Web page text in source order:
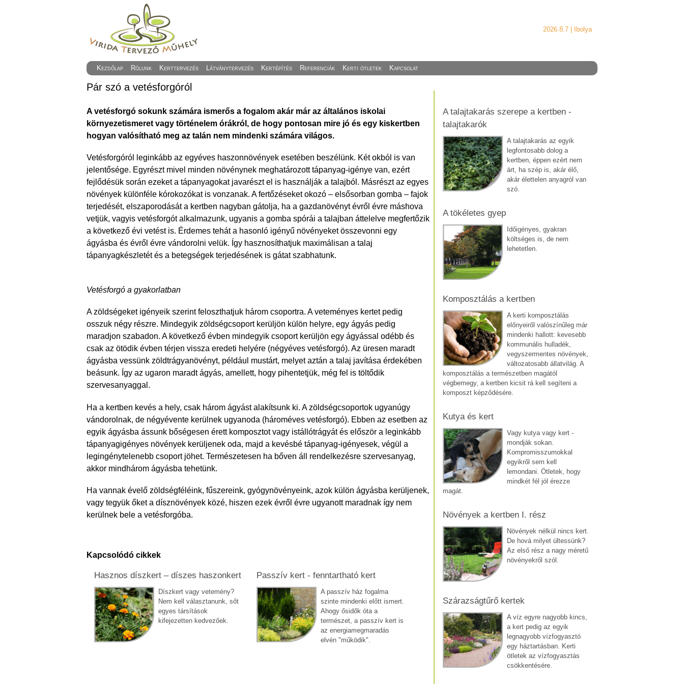
2026.8.7 | Ibolya
Kezdőlap Rólunk Kerttervezés Látványtervezés Kertépítés Referenciák Kerti ötletek Kapcsolat
Pár szó a vetésforgóról
A talajtakarás szerepe a kertben -
talajtakarók
A talajtakarás az egyik
legfontosabb dolog a
kertben, éppen ezért nem
árt, ha szép is, akár élő,
akár élettelen anyagról van
szó.
A tökéletes gyep
Időigényes, gyakran
költséges is, de nem
lehetetlen.
Komposztálás a kertben
A kerti komposztálás
előnyeiről valószínűleg már
mindenki hallott: kevesebb
kommunális hulladék,
vegyszermentes növények,
változatosabb állatvilág. A
komposztálás a természetben magától
végbemegy, a kertben kicsit rá kell segíteni a
komposzt képződésére.
Kutya és kert
Vagy kutya vagy kert -
mondják sokan.
Kompromisszumokkal
egyikről sem kell
lemondani. Ötletek, hogy
mindkét fél jól érezze
magát.
Növények a kertben I. rész
Növények nélkül nincs kert.
De hová milyet ültessünk?
Az első rész a nagy méretű
növényekről szól.
Szárazságtűrő kertek
A víz egyre nagyobb kincs,
a kert pedig az egyik
legnagyobb vízfogyasztó
egy háztartásban. Kerti
ötletek az vízfogyasztás
csökkentésére.
A vetésforgó sokunk számára ismerős a fogalom akár már az általános iskolai
környezetismeret vagy történelem órákról, de hogy pontosan mire jó és egy kiskertben
hogyan valósítható meg az talán nem mindenki számára világos.
Vetésforgóról leginkább az egyéves haszonnövények esetében beszélünk. Két okból is van
jelentősége. Egyrészt mivel minden növénynek meghatározott tápanyag-igénye van, ezért
fejlődésük során ezeket a tápanyagokat javarészt el is használják a talajból. Másrészt az egyes
növények különféle kórokozókat is vonzanak. A fertőzéseket okozó – elsősorban gomba – fajok
terjedését, elszaporodását a kertben nagyban gátolja, ha a gazdanövényt évről évre máshova
vetjük, vagyis vetésforgót alkalmazunk, ugyanis a gomba spórái a talajban áttelelve megfertőzik
a következő évi vetést is. Érdemes tehát a hasonló igényű növényeket összevonni egy
ágyásba és évről évre vándorolni velük. Így hasznosíthatjuk maximálisan a talaj
tápanyagkészletét és a betegségek terjedésének is gátat szabhatunk.
Vetésforgó a gyakorlatban
A zöldségeket igényeik szerint feloszthatjuk három csoportra. A veteményes kertet pedig
osszuk négy részre. Mindegyik zöldségcsoport kerüljön külön helyre, egy ágyás pedig
maradjon szabadon. A következő évben mindegyik csoport kerüljön egy ágyással odébb és
csak az ötödik évben térjen vissza eredeti helyére (négyéves vetésforgó). Az üresen maradt
ágyásba vessünk zöldtrágyanövényt, például mustárt, melyet aztán a talaj javítása érdekében
beásunk. Így az ugaron maradt ágyás, amellett, hogy pihentetjük, még fel is töltődik
szervesanyaggal.
Ha a kertben kevés a hely, csak három ágyást alakítsunk ki. A zöldségcsoportok ugyanúgy
vándorolnak, de négyévente kerülnek ugyanoda (hároméves vetésforgó). Ebben az esetben az
egyik ágyásba ássunk bőségesen érett komposztot vagy istállótrágyát és először a leginkább
tápanyagigényes növények kerüljenek oda, majd a kevésbé tápanyag-igényesek, végül a
legingénytelenebb csoport jöhet. Természetesen ha bőven áll rendelkezésre szervesanyag,
akkor mindhárom ágyásba tehetünk.
Ha vannak évelő zöldségféléink, fűszereink, gyógynövényeink, azok külön ágyásba kerüljenek,
vagy tegyük őket a dísznövények közé, hiszen ezek évről évre ugyanott maradnak így nem
kerülnek bele a vetésforgóba.
Kapcsolódó cikkek
Hasznos díszkert – díszes haszonkert
Díszkert vagy vetemény?
Nem kell választanunk, sőt
egyes társítások
kifejezetten kedvezőek.
Passzív kert - fenntartható kert
A passzív ház fogalma
szinte mindenki előtt ismert.
Ahogy ősidők óta a
természet, a passzív kert is
az energiamegmaradás
elvén "működik".